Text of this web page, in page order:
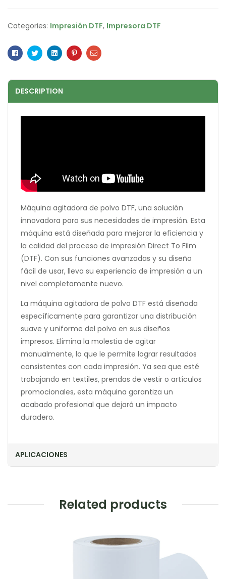
Categories: Impresión DTF, Impresora DTF
Facebook
TwitterLinkedinPinterestEmail
DESCRIPTION
Máquina agitadora de polvo DTF, una solución
innovadora para sus necesidades de impresión. Esta
máquina está diseñada para mejorar la eficiencia y
la calidad del proceso de impresión Direct To Film
(DTF). Con sus funciones avanzadas y su diseño
fácil de usar, lleva su experiencia de impresión a un
nivel completamente nuevo.
La máquina agitadora de polvo DTF está diseñada
específicamente para garantizar una distribución
suave y uniforme del polvo en sus diseños
impresos. Elimina la molestia de agitar
manualmente, lo que le permite lograr resultados
consistentes con cada impresión. Ya sea que esté
trabajando en textiles, prendas de vestir o artículos
promocionales, esta máquina garantiza un
acabado profesional que dejará un impacto
duradero.
APLICACIONES
Related products